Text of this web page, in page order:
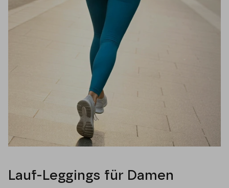
Lauf-Leggings für Damen